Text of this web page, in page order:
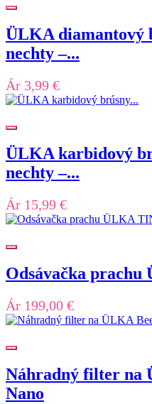
ÜLKA diamantový
nechty –...
Ár 3,99 €
ÜLKA karbidový
nechty –...
Ár 15,99 €
Odsávačka
Ár 199,00 €
Náhradný filter na
Nano